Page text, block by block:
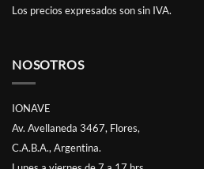
Los precios expresados son sin IVA.
NOSOTROS
IONAVE
Av. Avellaneda 3467, Flores,
C.A.B.A., Argentina.